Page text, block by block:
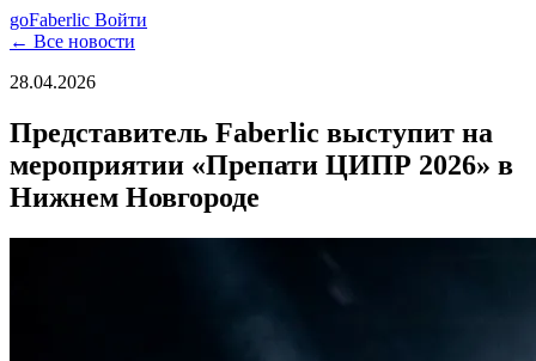
goFaberlic Войти
← Все новости
28.04.2026
Представитель Faberlic выступит на
мероприятии «Препати ЦИПР 2026» в
Нижнем Новгороде